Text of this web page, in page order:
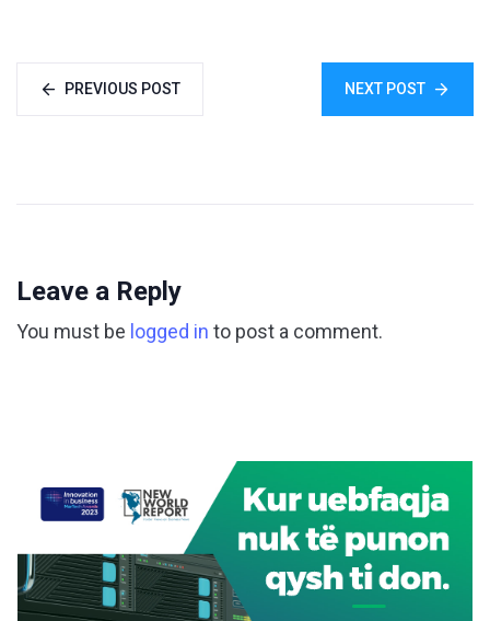
PREVIOUS POST NEXT POST
Leave a Reply
You must be logged in to post a comment.